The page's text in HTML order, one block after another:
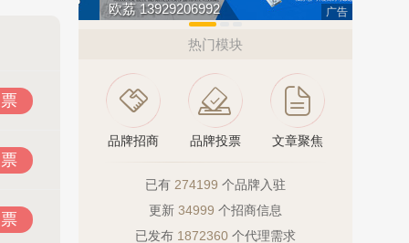
欧荔 13929206992 广告
热门模块
品牌招商 品牌投票 文章聚焦
已有 274199 个品牌入驻
更新 34999 个招商信息
已发布 1872360 个代理需求